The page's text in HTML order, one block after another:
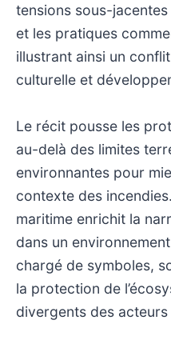
tensions sous-
et les pratiques
illustrant ainsi un
culturelle et
Le récit pousse les
au-delà des limites
environnantes pour
contexte des
maritime enrichit la
dans un
chargé de symboles,
la protection de
divergents des